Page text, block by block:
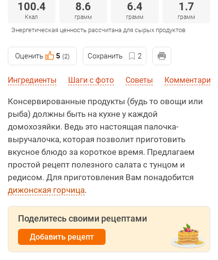
100.4
Ккал
8.6
грамм
6.4
грамм
1.7
грамм
Энергетическая ценность рассчитана для сырых продуктов
Оценить 5 (2) Сохранить 2
Ингредиенты Шаги с фото Советы Комментарии
Консервированные продукты (будь то овощи или
рыба) должны быть на кухне у каждой
домохозяйки. Ведь это настоящая палочка-
выручалочка, которая позволит приготовить
вкусное блюдо за короткое время. Предлагаем
простой рецепт полезного салата с тунцом и
редисом. Для приготовления Вам понадобится
дижонская горчица.
Поделитесь своими рецептами
Добавить рецепт